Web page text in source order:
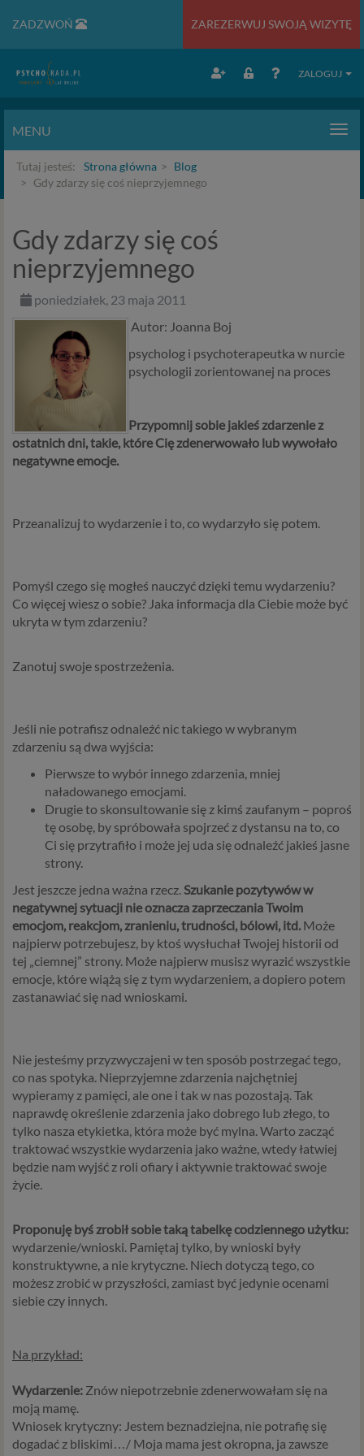
ZADZWOŃ ZAREZERWUJ SWOJĄ WIZYTĘ
ZALOGUJ
MENU
Tutaj jesteś: Strona główna
Blog
Gdy zdarzy się coś nieprzyjemnego
Gdy zdarzy się coś
nieprzyjemnego
poniedziałek, 23 maja 2011
Autor: Joanna Boj
psycholog i psychoterapeutka w nurcie
psychologii zorientowanej na proces
Przypomnij sobie jakieś zdarzenie z
ostatnich dni, takie, które Cię zdenerwowało lub wywołało
negatywne emocje.
Przeanalizuj to wydarzenie i to, co wydarzyło się potem.
Pomyśl czego się mogłeś nauczyć dzięki temu wydarzeniu?
Co więcej wiesz o sobie? Jaka informacja dla Ciebie może być
ukryta w tym zdarzeniu?
Zanotuj swoje spostrzeżenia.
Jeśli nie potrafisz odnaleźć nic takiego w wybranym
zdarzeniu są dwa wyjścia:
Pierwsze to wybór innego zdarzenia, mniej
naładowanego emocjami.
Drugie to skonsultowanie się z kimś zaufanym – poproś
tę osobę, by spróbowała spojrzeć z dystansu na to, co
Ci się przytrafiło i może jej uda się odnaleźć jakieś jasne
strony.
Jest jeszcze jedna ważna rzecz.Szukanie pozytywów w
negatywnej sytuacji nie oznacza zaprzeczania Twoim
emocjom, reakcjom, zranieniu, trudności, bólowi, itd. Może
najpierw potrzebujesz, by ktoś wysłuchał Twojej historii od
tej „ciemnej” strony. Może najpierw musisz wyrazić wszystkie
emocje, które wiążą się z tym wydarzeniem, a dopiero potem
zastanawiać się nad wnioskami.
Nie jesteśmy przyzwyczajeni w ten sposób postrzegać tego,
co nas spotyka. Nieprzyjemne zdarzenia najchętniej
wypieramy z pamięci, ale one i tak w nas pozostają. Tak
naprawdę określenie zdarzenia jako dobrego lub złego, to
tylko nasza etykietka, która może być mylna. Warto zacząć
traktować wszystkie wydarzenia jako ważne, wtedy łatwiej
będzie nam wyjść z roli ofiary i aktywnie traktować swoje
życie.
Proponuję byś zrobił sobie taką tabelkę codziennego użytku:
wydarzenie/wnioski. Pamiętaj tylko, by wnioski były
konstruktywne, a nie krytyczne. Niech dotyczą tego, co
możesz zrobić w przyszłości, zamiast być jedynie ocenami
siebie czy innych.
Na przykład:
Wydarzenie: Znów niepotrzebnie zdenerwowałam się na
moją mamę.
Wniosek krytyczny: Jestem beznadziejna, nie potrafię się
dogadać z bliskimi…/ Moja mama jest okropna, ja zawsze